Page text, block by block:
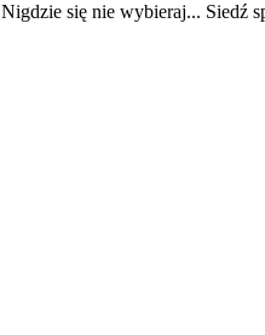
Nigdzie się nie wybieraj... Siedź